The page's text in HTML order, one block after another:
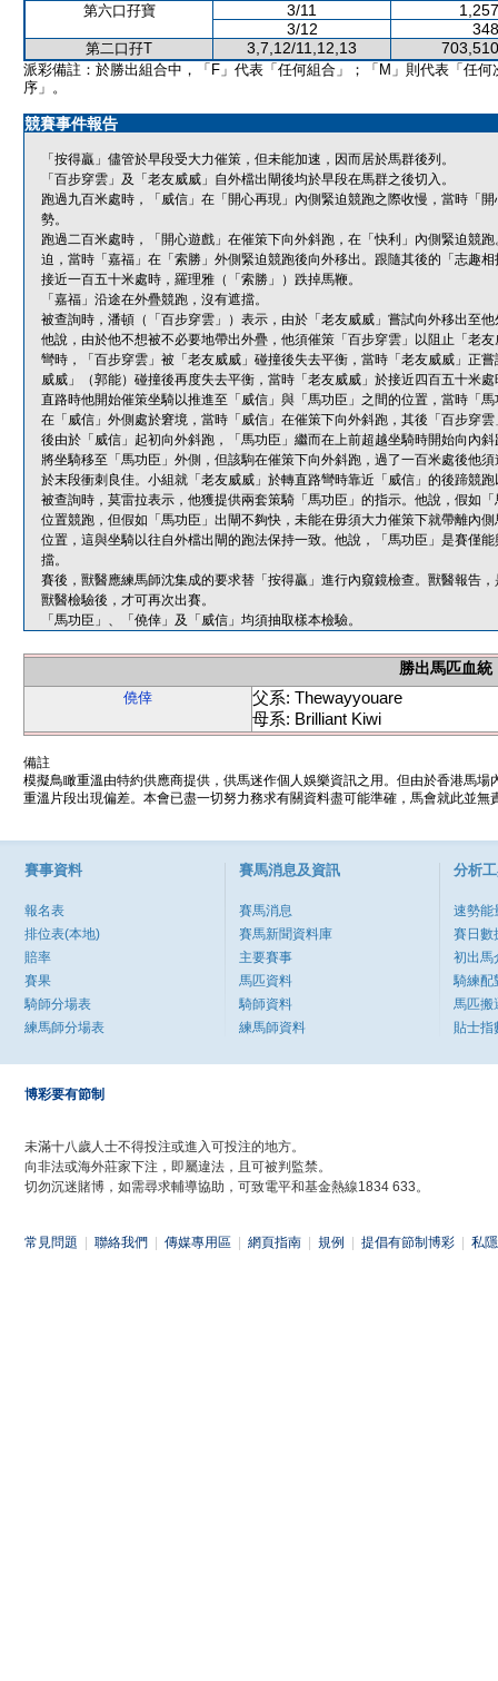
第六口孖寶 3/11
3/12
第二口孖T 3,7,12/11,12,13
派彩備註：於勝出組合中，「F」代表「任何組合」；「M」則代表「任何
序」。
競賽事件報告
「按得贏」儘管於早段受大力催策，但未能加速，因而居於馬群後列。
「百步穿雲」及「老友威威」自外檔出閘後均於早段在馬群之後切入。
跑過九百米處時，「威信」在「開心再現」內側緊迫競跑之際收慢，當時「
勢。
跑過二百米處時，「開心遊戲」在催策下向外斜跑，在「快利」內側緊迫競
迫，當時「嘉福」在「索勝」外側緊迫競跑後向外移出。跟隨其後的「志趣
接近一百五十米處時，羅理雅（「索勝」）跌掉馬鞭。
「嘉福」沿途在外疊競跑，沒有遮擋。
被查詢時，潘頓（「百步穿雲」）表示，由於「老友威威」嘗試向外移出至
他說，由於他不想被不必要地帶出外疊，他須催策「百步穿雲」以阻止「老
彎時，「百步穿雲」被「老友威威」碰撞後失去平衡，當時「老友威威」正
威威」（郭能）碰撞後再度失去平衡，當時「老友威威」於接近四百五十米
直路時他開始催策坐騎以推進至「威信」與「馬功臣」之間的位置，當時「
在「威信」外側處於窘境，當時「威信」在催策下向外斜跑，其後「百步穿
後由於「威信」起初向外斜跑，「馬功臣」繼而在上前超越坐騎時開始向內
將坐騎移至「馬功臣」外側，但該駒在催策下向外斜跑，過了一百米處後他
於末段衝刺良佳。小組就「老友威威」於轉直路彎時靠近「威信」的後蹄競
被查詢時，莫雷拉表示，他獲提供兩套策騎「馬功臣」的指示。他說，假如
位置競跑，但假如「馬功臣」出閘不夠快，未能在毋須大力催策下就帶離內
位置，這與坐騎以往自外檔出閘的跑法保持一致。他說，「馬功臣」是賽僅
擋。
賽後，獸醫應練馬師沈集成的要求替「按得贏」進行內窺鏡檢查。獸醫報告
獸醫檢驗後，才可再次出賽。
「馬功臣」、「僥倖」及「威信」均須抽取樣本檢驗。
勝出馬匹血統
僥倖
父系: Thewayyouare
母系: Brilliant Kiwi
備註
模擬鳥瞰重溫由特約供應商提供，供馬迷作個人娛樂資訊之用。但由於香港馬
重溫片段出現偏差。本會已盡一切努力務求有關資料盡可能準確，馬會就此並
賽事資料
報名表
排位表(本地)
賠率
賽果
騎師分場表
練馬師分場表
賽馬消息及資訊
賽馬消息
賽馬新聞資料庫
主要賽事
馬匹資料
騎師資料
練馬師資料
分析
速勢能
賽日數
初出馬
騎練配
馬匹搬
貼士指
博彩要有節制
未滿十八歲人士不得投注或進入可投注的地方。
向非法或海外莊家下注，即屬違法，且可被判監禁。
切勿沉迷賭博，如需尋求輔導協助，可致電平和基金熱線1834 633。
常見問題 聯絡我們 傳媒專用區 網頁指南 規例 提倡有節制博彩 私